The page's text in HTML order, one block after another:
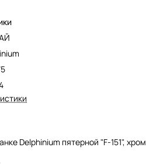
Delphinium пятерной "F-151", хром